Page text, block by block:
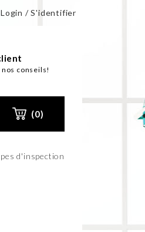
Login / S'identifier
nos conseils!
(0)
d'inspection